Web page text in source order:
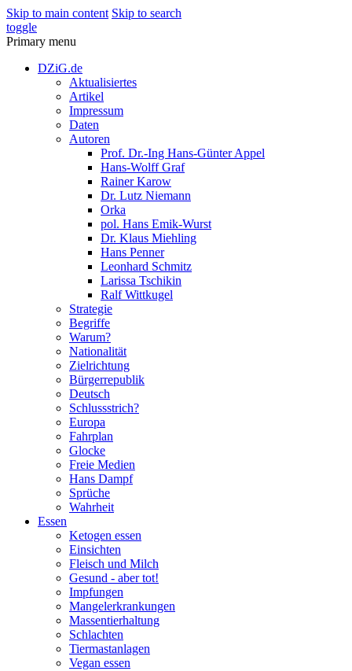
Skip to main content Skip to search
toggle
Primary menu
DZiG.de
Aktualisiertes
Artikel
Impressum
Daten
Autoren
Prof. Dr.-Ing Hans-Günter Appel
Hans-Wolff Graf
Rainer Karow
Dr. Lutz Niemann
Orka
pol. Hans Emik-Wurst
Dr. Klaus Miehling
Hans Penner
Leonhard Schmitz
Larissa Tschikin
Ralf Wittkugel
Strategie
Begriffe
Warum?
Nationalität
Zielrichtung
Bürgerrepublik
Deutsch
Schlussstrich?
Europa
Fahrplan
Glocke
Freie Medien
Hans Dampf
Sprüche
Wahrheit
Essen
Ketogen essen
Einsichten
Fleisch und Milch
Gesund - aber tot!
Impfungen
Mangelerkrankungen
Massentierhaltung
Schlachten
Tiermastanlagen
Vegan essen